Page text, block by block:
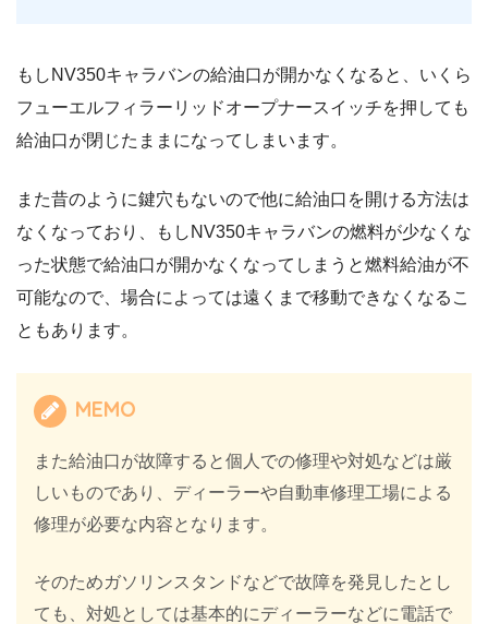
もしNV350キャラバンの給油口が開かなくなると、いくら
フューエルフィラーリッドオープナースイッチを押しても
給油口が閉じたままになってしまいます。
また昔のように鍵穴もないので他に給油口を開ける方法は
なくなっており、もしNV350キャラバンの燃料が少なくな
った状態で給油口が開かなくなってしまうと燃料給油が不
可能なので、場合によっては遠くまで移動できなくなるこ
ともあります。
MEMO
また給油口が故障すると個人での修理や対処などは厳
しいものであり、ディーラーや自動車修理工場による
修理が必要な内容となります。
そのためガソリンスタンドなどで故障を発見したとし
ても、対処としては基本的にディーラーなどに電話で